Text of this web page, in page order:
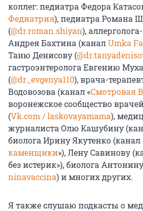
коллег: педиатра Федора
Федиатрия), педиатра Романа
(@dr.roman.shiyan),
Андрея Бахтина (каналUmka
Таню Денисову (
гастроэнтеролога Евгению
(@dr_evgenya110), врача-
Водовозова (канал «Смотровая
воронежское сообщество
(Vk.com / laskovayamama),
журналиста Олю Кашубину
биолога Ирину Якутенко (канал
каменщики»), Лену Савинову
без истерик»), биолога
ninavaccina) и многих других.
Я также слушаю подкасты о